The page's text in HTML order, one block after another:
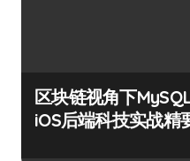
区块链视角下
iOS后端科技实战精